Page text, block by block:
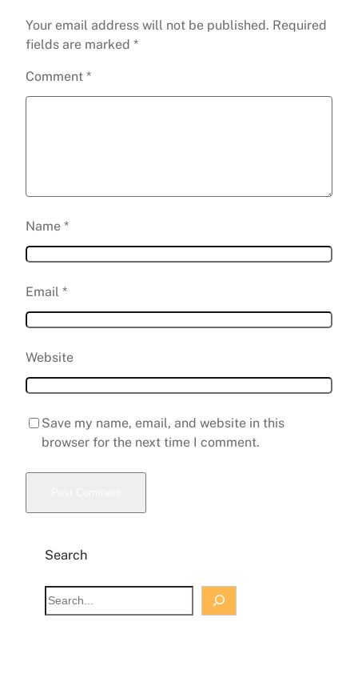
Your email address will not be published. Required
fields are marked *
Comment *
Name *
Email *
Website
Save my name, email, and website in this
browser for the next time I comment.
Search
S
e